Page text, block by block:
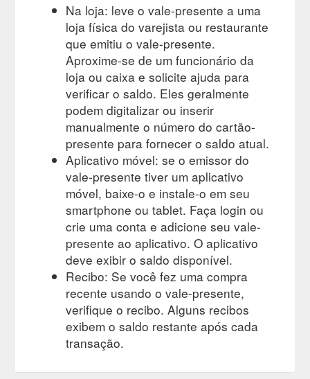
Na loja: leve o vale-presente a uma
loja física do varejista ou restaurante
que emitiu o vale-presente.
Aproxime-se de um funcionário da
loja ou caixa e solicite ajuda para
verificar o saldo. Eles geralmente
podem digitalizar ou inserir
manualmente o número do cartão-
presente para fornecer o saldo atual.
Aplicativo móvel: se o emissor do
vale-presente tiver um aplicativo
móvel, baixe-o e instale-o em seu
smartphone ou tablet. Faça login ou
crie uma conta e adicione seu vale-
presente ao aplicativo. O aplicativo
deve exibir o saldo disponível.
Recibo: Se você fez uma compra
recente usando o vale-presente,
verifique o recibo. Alguns recibos
exibem o saldo restante após cada
transação.